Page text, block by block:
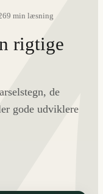
9 min læsning
rigtige
de
gode udviklere